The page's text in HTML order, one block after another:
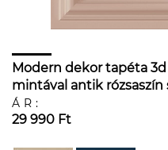
Modern dekor tapéta
mintával antik rózsaszín
ÁR:
29 990 Ft